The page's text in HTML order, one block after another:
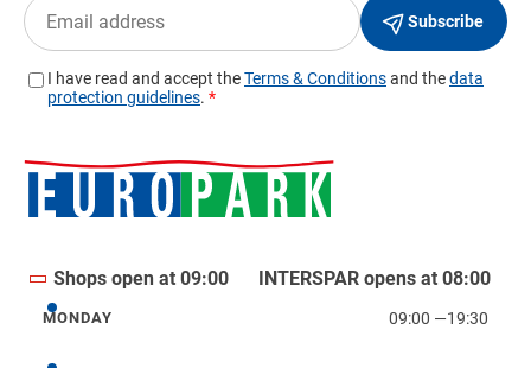
Shops open at 09:00 INTERSPAR opens at 08:00
Monday
MONDAY 09:00 —19:30